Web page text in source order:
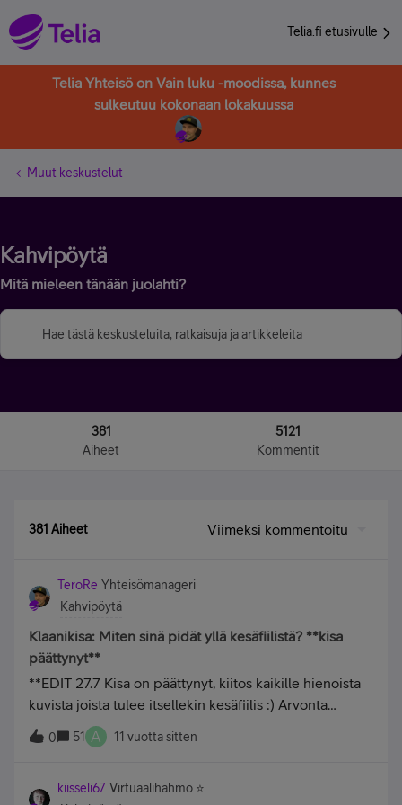
Telia.fi etusivulle
Telia Yhteisö on Vain luku -moodissa, kunnes
sulkeutuu kokonaan lokakuussa
Muut keskustelut
Kahvipöytä
Mitä mieleen tänään juolahti?
381
Aiheet
5121
Kommentit
381 Aiheet Viimeksi kommentoitu
TeroRe Yhteisömanageri
Kahvipöytä
Klaanikisa: Miten sinä pidät yllä kesäfiilistä? **kisa
päättynyt**
**EDIT 27.7 Kisa on päättynyt, kiitos kaikille hienoista
kuvista joista tulee itsellekin kesäfiilis :) Arvonta
käynnistyy ihan kohta puoliin ja ilmoitamme voittajille
yksityisviestillä.** &nbsp; &nbsp; &nbsp; Helteet ovat
Sateetkin palasivat mutta ei huolta vielä on kesää
0 51 A 11 vuotta sitten
kiisseli67 Virtuaalihahmo ⭐️